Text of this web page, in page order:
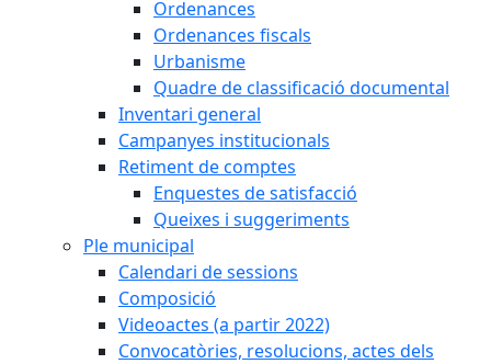
Ordenances
Ordenances fiscals
Urbanisme
Quadre de classificació documental
Inventari general
Campanyes institucionals
Retiment de comptes
Enquestes de satisfacció
Queixes i suggeriments
Ple municipal
Calendari de sessions
Composició
Videoactes (a partir 2022)
Convocatòries, resolucions, actes dels